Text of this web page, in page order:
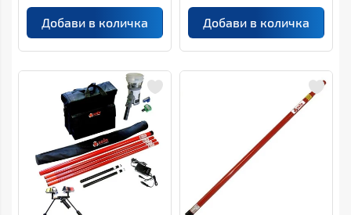
Добави в количка Добави в количка